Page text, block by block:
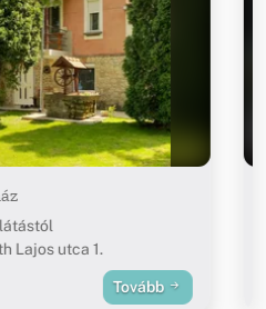
Lajos utca 1.
Tovább